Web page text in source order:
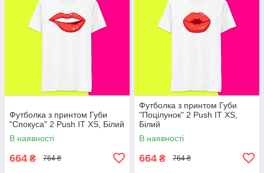
Футболка з принтом Губи
"Спокуса" 2 Push IT XS, Білий
В наявності
664 ₴ 764 ₴
Футболка з принтом Губи
"Поцілунок" 2 Push IT XS,
Білий
В наявності
664 ₴ 764 ₴